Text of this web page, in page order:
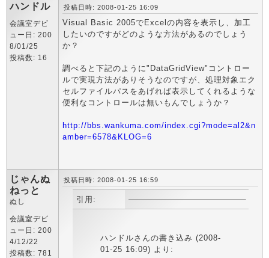
ハンドル
会議室デビ
ュー日: 200
8/01/25
投稿数: 16
投稿日時: 2008-01-25 16:09
Visual Basic 2005でExcelの内容を表示し、加工
したいのですがどのような方法があるのでしょう
か？
調べると下記のように"DataGridView"コントロー
ルで実現方法がありそうなのですが、処理対象エク
セルファイルパスをあげれば表示してくれるような
便利なコントロールは無いもんでしょうか？
http://bbs.wankuma.com/index.cgi?mode=al2&n
amber=6578&KLOG=6
じゃんぬ
ねっと
ぬし
会議室デビ
ュー日: 200
4/12/22
投稿数: 781
投稿日時: 2008-01-25 16:59
引用:
ハンドルさんの書き込み (2008-
01-25 16:09) より: